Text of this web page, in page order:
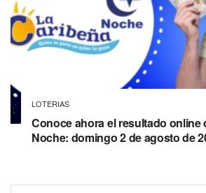
LOTERIAS
Conoce ahora el resultado online
Noche: domingo 2 de agosto de